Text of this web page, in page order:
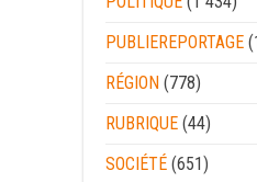
PUBLIEREPORTAGE
RÉGION (778)
RUBRIQUE (44)
SOCIÉTÉ (651)